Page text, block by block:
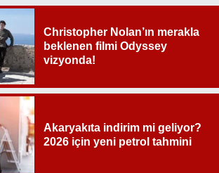
Christopher Nolan’ın merakla
beklenen filmi Odyssey
vizyonda!
Akaryakıta indirim mi geliyor?
2026 için yeni petrol tahmini